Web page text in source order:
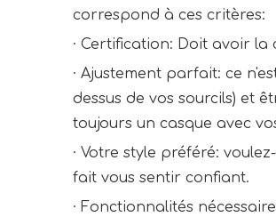
correspond à ces critères:
· Certification: Doit avoir la
· Ajustement parfait: ce
dessus de vos sourcils) et
toujours un casque avec
· Votre style préféré:
fait vous sentir confiant.
· Fonctionnalités